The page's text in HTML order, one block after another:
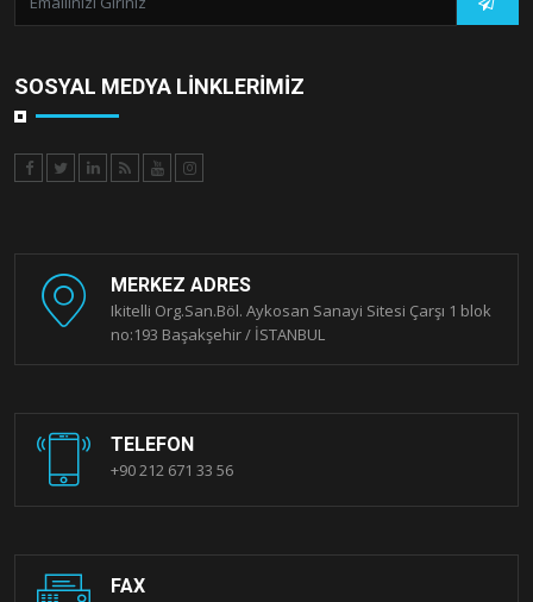
SOSYAL MEDYA LINKLERIMIZ
MERKEZ ADRES
Ikitelli Org.San.Böl. Aykosan Sanayi Sitesi Çarşı 1 blok
no:193 Başakşehir / İSTANBUL
TELEFON
+90 212 671 33 56
FAX